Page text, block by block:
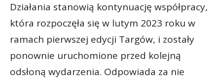
Działania stanowią kontynuację współpracy,
która rozpoczęła się w lutym 2023 roku w
ramach pierwszej edycji Targów, i zostały
ponownie uruchomione przed kolejną
odsłoną wydarzenia. Odpowiada za nie